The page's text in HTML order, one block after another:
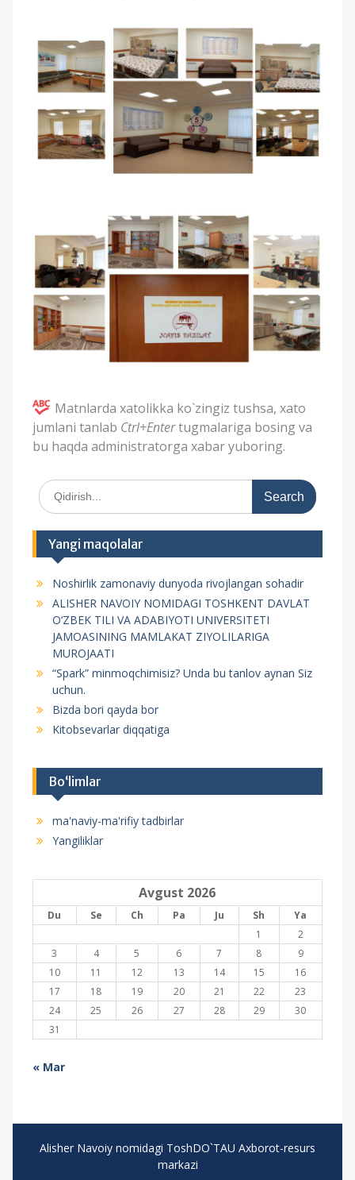
Matnlarda xatolikka ko`zingiz tushsa, xato
jumlani tanlab Ctrl+Entertugmalariga bosing va
bu haqda administratorga xabar yuboring.
S
e
c
f
o
Yangi maqolalar
Noshirlik zamonaviy dunyoda rivojlangan sohadir
ALISHER NAVOIY NOMIDAGI TOSHKENT DAVLAT
O‘ZBEK TILI VA ADABIYOTI UNIVERSITETI
JAMOASINING MAMLAKAT ZIYOLILARIGA
MUROJAATI
“Spark” minmoqchimisiz? Unda bu tanlov aynan Siz
uchun.
Bizda bori qayda bor
Kitobsevarlar diqqatiga
Bo‘limlar
ma'naviy-ma'rifiy tadbirlar
Yangiliklar
Avgust 2026
Du Se Ch Pa Ju Sh
Ya
1
2
3
4 5 6 7 8
9
10
11 12 13 14 15
16
17
18 19 20 21 22
23
24
25 26 27 28 29
30
31
« Mar
Alisher Navoiy nomidagi ToshDO`TAU Axborot-resurs
markazi